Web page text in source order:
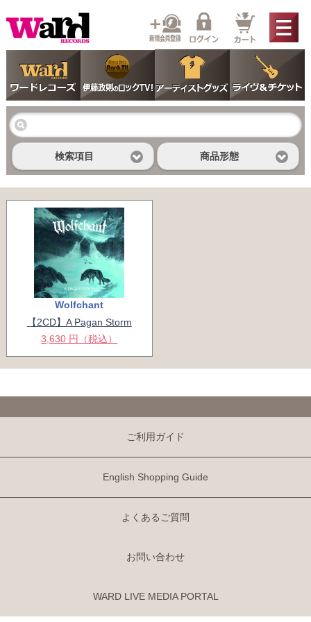
検索項目 商品形態
Wolfchant
【2CD】A Pagan Storm
3,630 円（税込）
ご利用ガイド
English Shopping Guide
よくあるご質問
お問い合わせ
WARD LIVE MEDIA PORTAL